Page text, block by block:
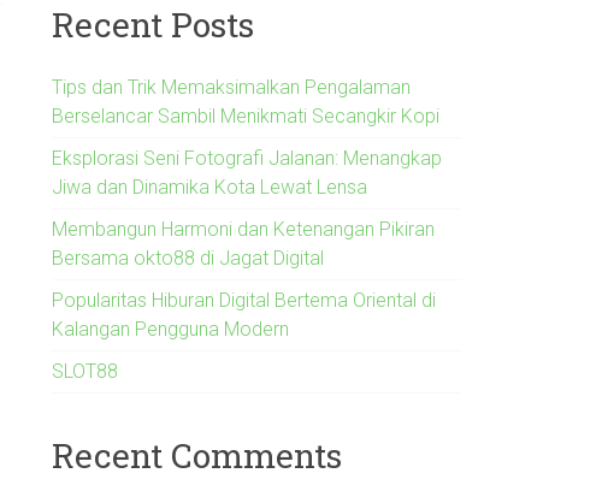
Recent Posts
Tips dan Trik Memaksimalkan Pengalaman
Berselancar Sambil Menikmati Secangkir Kopi
Eksplorasi Seni Fotografi Jalanan: Menangkap
Jiwa dan Dinamika Kota Lewat Lensa
Membangun Harmoni dan Ketenangan Pikiran
Bersama okto88 di Jagat Digital
Popularitas Hiburan Digital Bertema Oriental di
Kalangan Pengguna Modern
SLOT88
Recent Comments